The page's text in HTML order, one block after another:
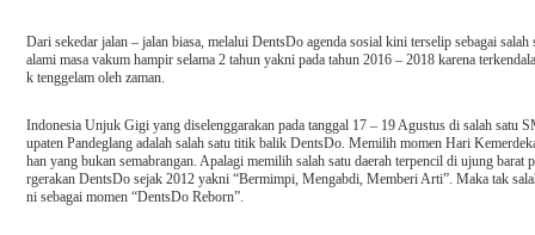
Dari sekedar jalan – jalan biasa, melalui DentsDo agenda sosial kini terselip sebagai
alami masa vakum hampir selama 2 tahun yakni pada tahun 2016 – 2018 karena
k tenggelam oleh zaman.
Indonesia Unjuk Gigi yang diselenggarakan pada tanggal 17 – 19 Agustus di salah satu
upaten Pandeglang adalah salah satu titik balik DentsDo. Memilih momen Hari
han yang bukan semabrangan. Apalagi memilih salah satu daerah terpencil di ujung barat
rgerakan DentsDo sejak 2012 yakni “Bermimpi, Mengabdi, Memberi Arti”. Maka tak
ni sebagai momen “DentsDo Reborn”.